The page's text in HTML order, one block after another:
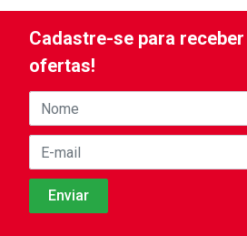
Cadastre-se para
ofertas!